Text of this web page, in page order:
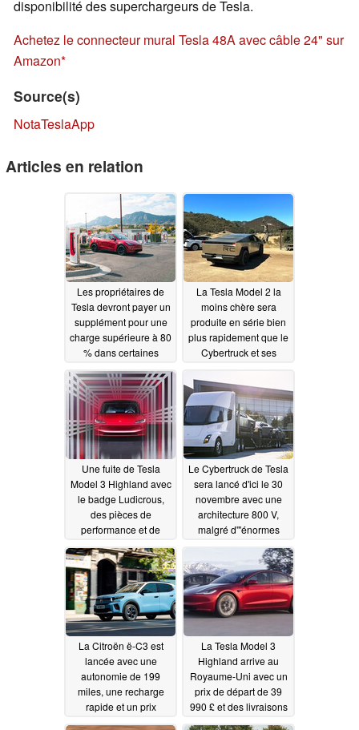
disponibilité des superchargeurs de Tesla.
Achetez le connecteur mural Tesla 48A avec câble 24" sur
Amazon
Source(s)
NotaTeslaApp
Articles en relation
Les propriétaires de
Tesla devront payer un
supplément pour une
charge supérieure à 80
% dans certaines
stations, car la
supercharge gratuite à
vie peut désormais être
transférée à la Model Y
10/22/2023
La Tesla Model 2 la
moins chère sera
produite en série bien
plus rapidement que le
Cybertruck et ses
pouces de
débattement10/20/2023
Une fuite de Tesla
Model 3 Highland avec
le badge Ludicrous,
des pièces de
performance et de
nouvelles roues
suggère que la vitesse
augmentera lors du
lancement en 2024
aux États-Unis
10/20/2023
Le Cybertruck de Tesla
sera lancé d'ici le 30
novembre avec une
architecture 800 V,
malgré d'"énormes
défis"10/19/2023
La Citroën ë-C3 est
lancée avec une
autonomie de 199
miles, une recharge
rapide et un prix
étonnamment bas
La Tesla Model 3
Highland arrive au
Royaume-Uni avec un
prix de départ de 39
990 £ et des livraisons
début 202410/18/2023